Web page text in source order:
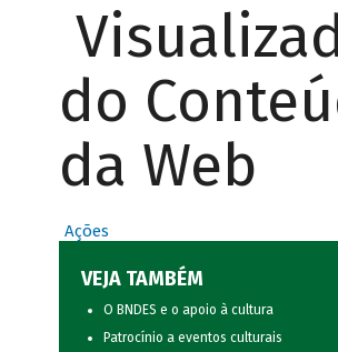
do
da Web
Ações
VEJA TAMBÉM
O BNDES e o apoio à cultura
Patrocínio a eventos culturais